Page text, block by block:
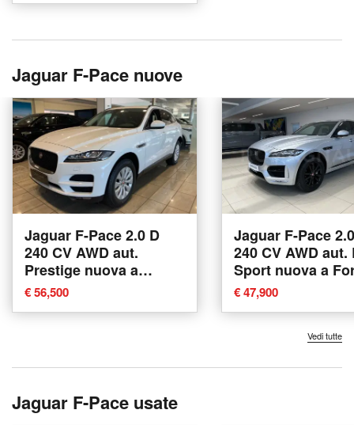
Jaguar F-Pace nuove
Jaguar F-Pace 2.0 D
240 CV AWD aut.
Prestige nuova a
Agliana
€ 56,500
Jaguar F-Pace
240 CV AWD aut.
Sport nuova a
€ 47,900
Vedi tutte
Jaguar F-Pace usate